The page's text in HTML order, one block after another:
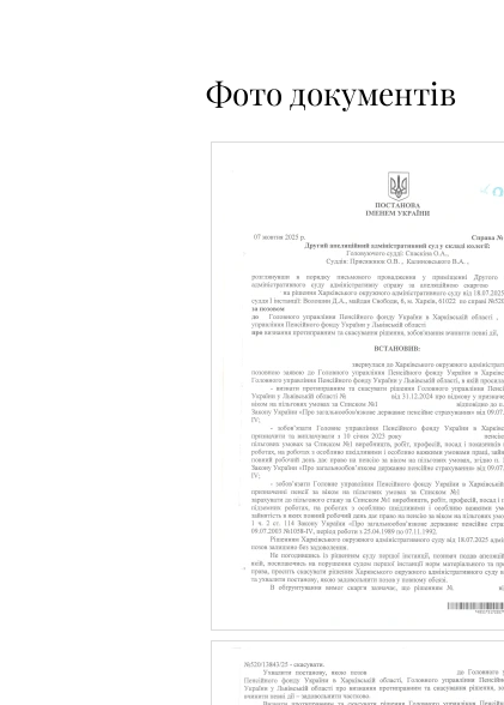
Фото документів